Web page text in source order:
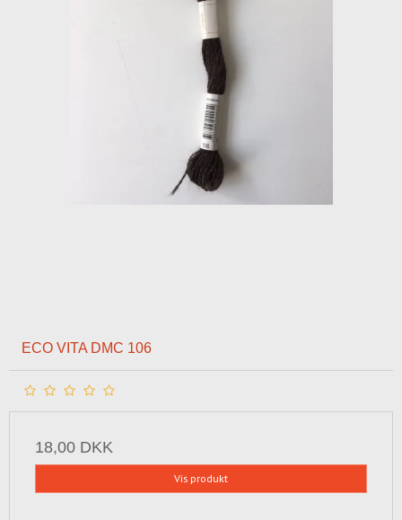
ECO VITA DMC 106
18,00 DKK
Vis produkt